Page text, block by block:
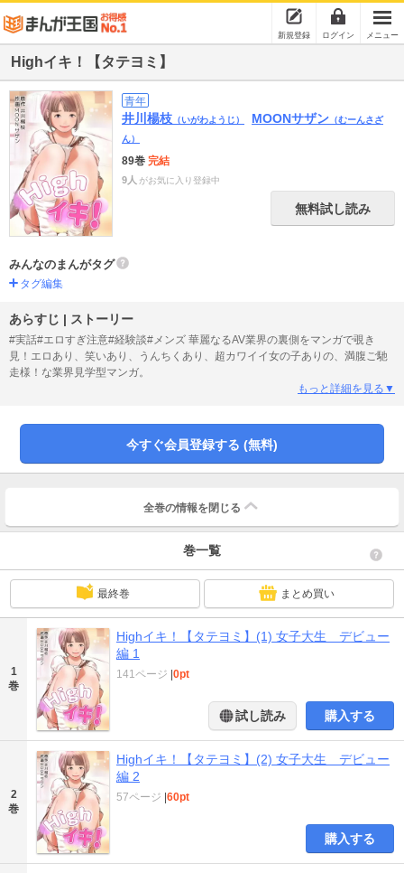
新規登録 ログイン メニュー
Highイキ！【タテヨミ】
青年
井川楊枝 （いがわようじ） MOONサザン （むーんさざ
ん）
89巻 完結
9人 がお気に入り登録中
無料試し読み
みんなのまんがタグ
タグ編集
あらすじ | ストーリー
#実話#エロすぎ注意#経験談#メンズ 華麗なるAV業界の裏側をマンガで覗き
見！エロあり、笑いあり、うんちくあり、超カワイイ女の子ありの、満腹ご馳
走様！な業界見学型マンガ。
もっと詳細を見る▼
今すぐ会員登録する (無料)
全巻の情報を 閉じる
巻一覧
最終巻 まとめ買い
1
巻
Highイキ！【タテヨミ】(1) 女子大生 デビュー
編 1
141ページ |0pt
試し読み 購入する
2
巻
Highイキ！【タテヨミ】(2) 女子大生 デビュー
編 2
57ページ |60pt
購入する